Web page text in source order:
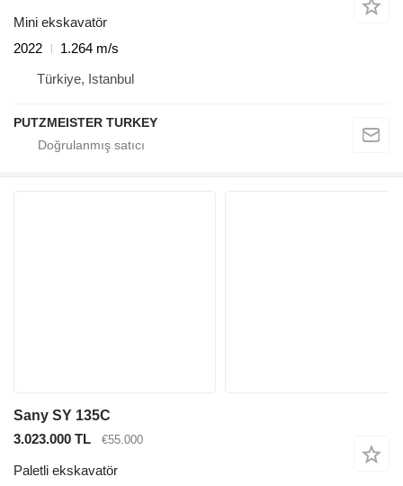
Mini ekskavatör
2022
1.264 m/s
Türkiye, Istanbul
PUTZMEISTER TURKEY
Sany SY 135C
3.023.000 TL
€55.000
Paletli ekskavatör